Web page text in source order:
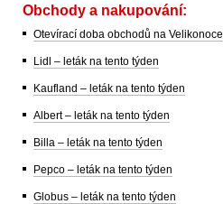
Obchody a nakupování:
Otevírací doba obchodů na Velikonoce
Lidl – leták na tento týden
Kaufland – leták na tento týden
Albert – leták na tento týden
Billa – leták na tento týden
Pepco – leták na tento týden
Globus – leták na tento týden